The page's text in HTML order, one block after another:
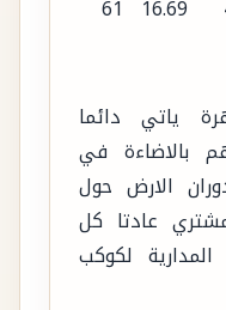
ياتي دائما
بالاضاءة في
الارض حول
عادتا كل
المدارية لكوكب